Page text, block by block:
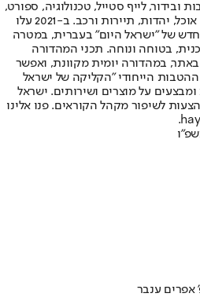
ובידור, לייף סטייל, טכנולוגיה, ספורט,
כלכלה וצרכנות, בריאות, חיילים, אוכל, יהדות, תיירות ורכב. ב-2021 עלו
של "ישראל היום" בעברית, במטרה
בטוחה ונוחה. תכני המהדורה
במהדורה יומית מקוונת, ואפשר
ההטבות הייחודי "הקליקה של ישראל
על מוצרים ושירותים. ישראל
לשיפור מקהל הקוראים. פנו אלינו
אפרים ענבר